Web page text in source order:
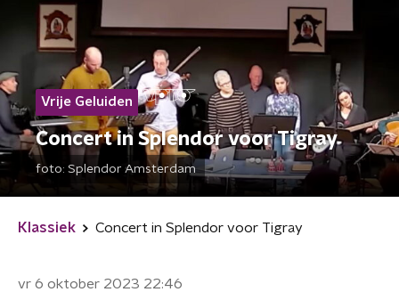
Vrije Geluiden
Concert in Splendor voor Tigray
foto: Splendor Amsterdam
Klassiek Concert in Splendor voor Tigray
vr 6 oktober 2023 22:46